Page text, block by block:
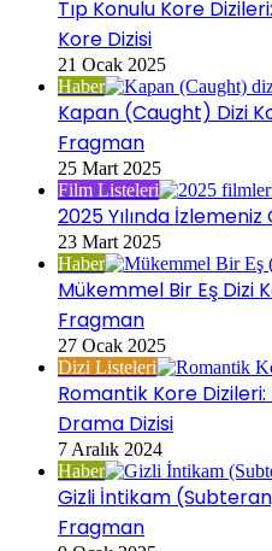
Tıp Konulu Kore
Kore Dizisi
21 Ocak 2025
Haber
Kapan (Caught) Dizi
Fragman
25 Mart 2025
Film Listeleri
2025 Yılında
23 Mart 2025
Haber
Mükemmel Bir Eş Dizi
Fragman
27 Ocak 2025
Dizi Listeleri
Romantik Kore
Drama Dizisi
7 Aralık 2024
Haber
Gizli İntikam
Fragman